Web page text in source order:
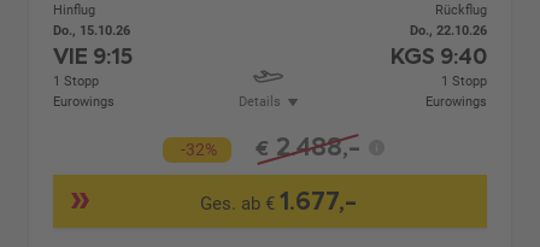
Hinflug
Do., 15.10.26
VIE 9:15
1 Stopp
Eurowings
Details
Rückflug
Do., 22.10.26
KGS 9:40
1 Stopp
Eurowings
-32% € 2.488,-
Ges. ab €1.677,-